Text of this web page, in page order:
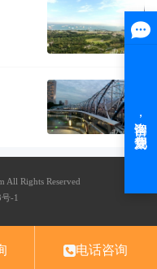
Rights Reserved
-1
电话咨询